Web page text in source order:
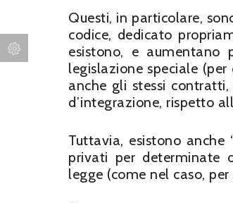
Questi, in particolare,
codice, dedicato
esistono, e aumentano
legislazione speciale
anche gli stessi
d’integrazione, rispetto
Tuttavia, esistono anche
privati per determinate
legge (come nel caso,